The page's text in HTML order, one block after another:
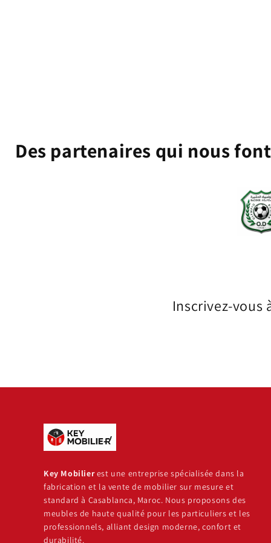
Des partenaires qui nous
Inscrivez-vous
Key Mobilierest une entreprise spécialisée dans la
fabrication et la vente de mobilier sur mesure et
standard à Casablanca, Maroc. Nous proposons des
meubles de haute qualité pour les particuliers et les
professionnels, alliant design moderne, confort et
durabilité.